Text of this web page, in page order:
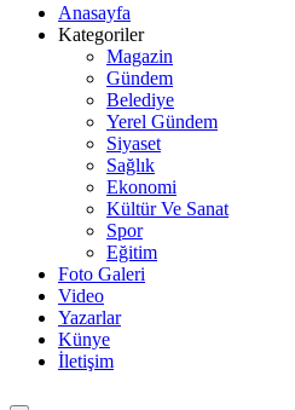
Anasayfa
Kategoriler
Magazin
Gündem
Belediye
Yerel Gündem
Siyaset
Sağlık
Ekonomi
Kültür Ve Sanat
Spor
Eğitim
Foto Galeri
Video
Yazarlar
Künye
İletişim